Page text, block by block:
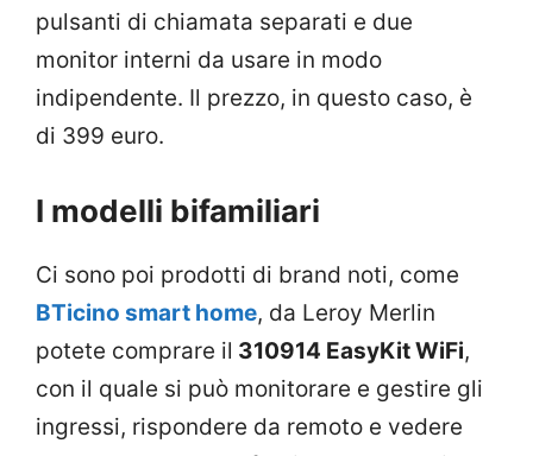
pulsanti di chiamata separati e due
monitor interni da usare in modo
indipendente. Il prezzo, in questo caso, è
di 399 euro.
I modelli bifamiliari
Ci sono poi prodotti di brand noti, come
BTicino smart home, da Leroy Merlin
potete comprare il 310914 EasyKit WiFi,
con il quale si può monitorare e gestire gli
ingressi, rispondere da remoto e vedere